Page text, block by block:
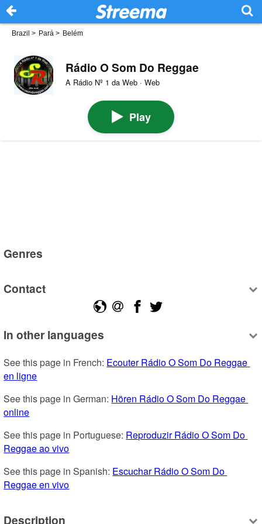
Brazil > Pará > Belém
Rádio O Som Do Reggae
A Rádio Nº 1 da Web · Web
Play
Genres
Contact
In other languages
See this page in French: Ecouter Rádio O Som Do Reggae
en ligne
See this page in German: Hören Rádio O Som Do Reggae
online
See this page in Portuguese: Reproduzir Rádio O Som Do
Reggae ao vivo
See this page in Spanish: Escuchar Rádio O Som Do
Reggae en vivo
Description